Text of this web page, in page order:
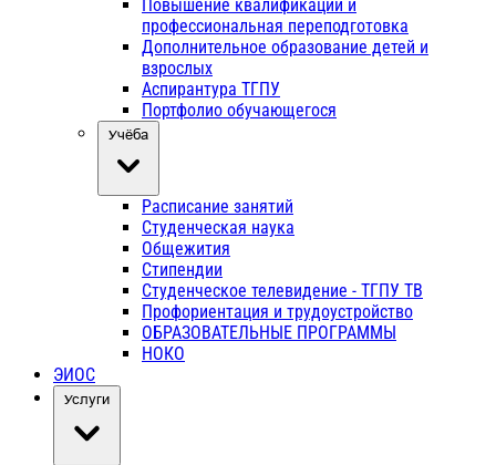
Повышение квалификации и
профессиональная переподготовка
Дополнительное образование детей и
взрослых
Аспирантура ТГПУ
Портфолио обучающегося
Учёба
Расписание занятий
Студенческая наука
Общежития
Стипендии
Студенческое телевидение - ТГПУ ТВ
Профориентация и трудоустройство
ОБРАЗОВАТЕЛЬНЫЕ ПРОГРАММЫ
НОКО
ЭИОС
Услуги